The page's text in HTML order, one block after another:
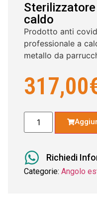
caldo
Prodotto anti
professionale a
metallo da
317,00
Richiedi
Categorie: Angolo